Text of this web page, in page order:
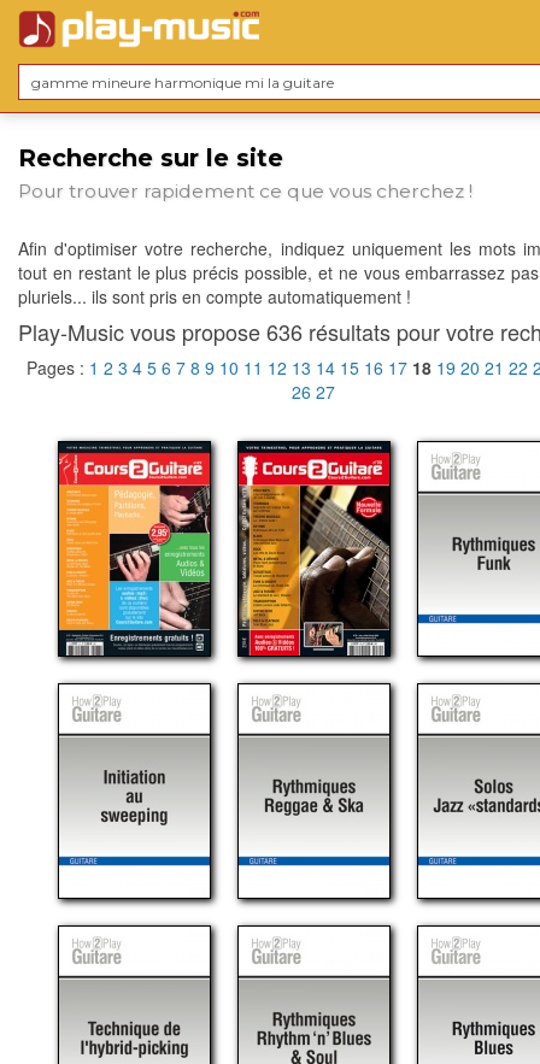
Recherche sur le site
Pour trouver rapidement ce que vous cherchez !
Afin d'optimiser votre recherche, indiquez uniquement les mots
tout en restant le plus précis possible, et ne vous embarrassez
pluriels... ils sont pris en compte automatiquement !
Play-Music vous propose 636 résultats pour votre
Pages : 1 2 3 4 5 6 7 8 9 10 11 12 13 14 15 16 17 18 19 20 21 22
26 27